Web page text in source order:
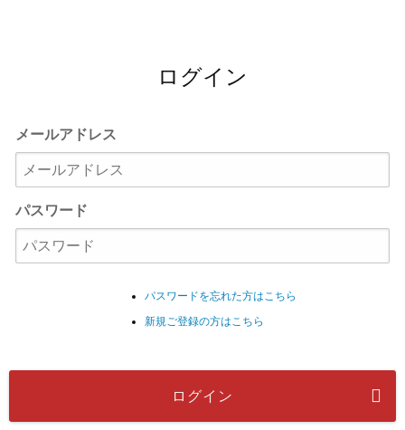
ログイン
メールアドレス
パスワード
パスワードを忘れた方はこちら
新規ご登録の方はこちら